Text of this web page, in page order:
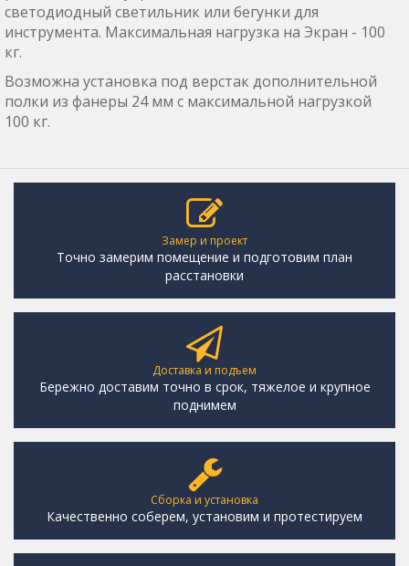
светодиодный светильник или бегунки для
инструмента. Максимальная нагрузка на Экран - 100
кг.
Возможна установка под верстак дополнительной
полки из фанеры 24 мм с максимальной нагрузкой
100 кг.
Замер и проект
Точно замерим помещение и подготовим план
расстановки
Доставка и подъем
Бережно доставим точно в срок, тяжелое и крупное
поднимем
Сборка и установка
Качественно соберем, установим и протестируем